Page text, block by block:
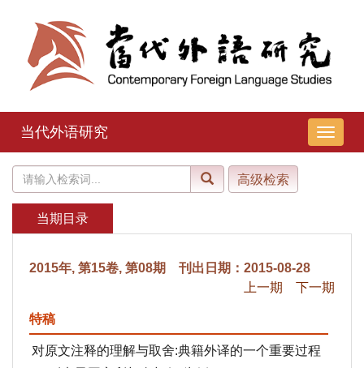
导
航
当代外语研究
当期目录
2015年, 第15卷, 第08期 刊出日期：2015-08-28
上一期
下一期
特稿
对原文注释的理解与取舍:典籍外译的一个重要过程